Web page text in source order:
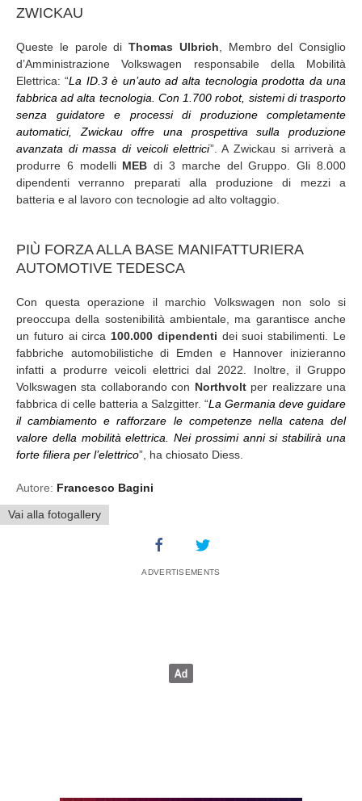
ZWICKAU
Queste le parole di Thomas Ulbrich , Membro del Consiglio
d’Amministrazione Volkswagen responsabile della Mobilità
Elettrica: “La ID.3 è un’auto ad alta tecnologia prodotta da una
fabbrica ad alta tecnologia. Con 1.700 robot, sistemi di trasporto
senza guidatore e processi di produzione completamente
automatici, Zwickau offre una prospettiva sulla produzione
avanzata di massa di veicoli elettrici”. A Zwickau si arriverà a
produrre 6 modelli MEB di 3 marche del Gruppo. Gli 8.000
dipendenti verranno preparati alla produzione di mezzi a
batteria e al lavoro con tecnologie ad alto voltaggio.
PIÙ FORZA ALLA BASE MANIFATTURIERA
AUTOMOTIVE TEDESCA
Con questa operazione il marchio Volkswagen non solo si
preoccupa della sostenibilità ambientale, ma garantisce anche
un futuro ai circa 100.000 dipendenti dei suoi stabilimenti. Le
fabbriche automobilistiche di Emden e Hannover inizieranno
infatti a produrre veicoli elettrici dal 2022. Inoltre, il Gruppo
Volkswagen sta collaborando con Northvoltper realizzare una
fabbrica di celle batteria a Salzgitter. “La Germania deve guidare
il cambiamento e rafforzare le competenze nella catena del
valore della mobilità elettrica. Nei prossimi anni si stabilirà una
forte filiera per l’elettrico”, ha chiosato Diess.
Autore: Francesco Bagini
Vai alla fotogallery